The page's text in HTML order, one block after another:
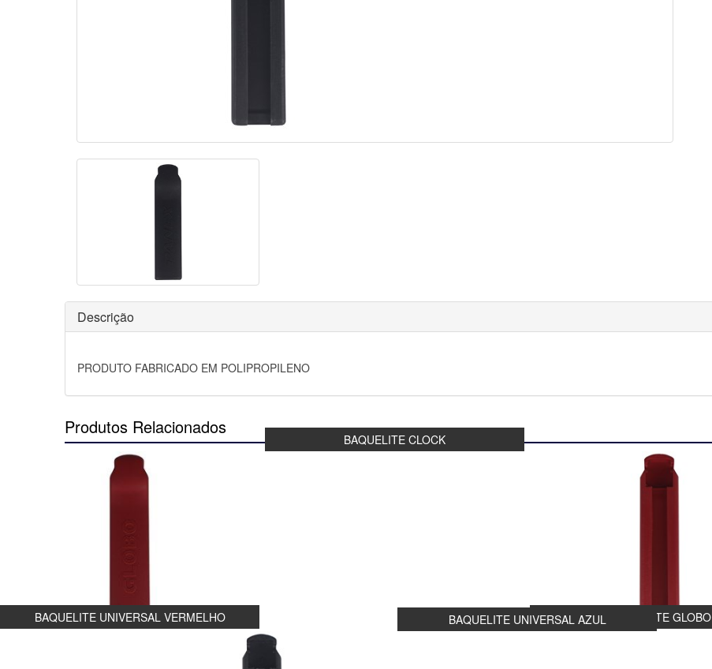
Descrição
PRODUTO FABRICADO EM POLIPROPILENO
Produtos Relacionados
BAQUELITE UNIVERSAL VERMELHO
BAQUELITE CLOCK
BAQUELITE GLOBO
BAQUELITE UNIVERSAL AZUL